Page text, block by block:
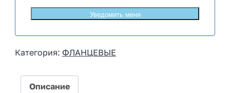
u
s
a
7
Категория: ФЛАНЦЕВЫЕ
Описание